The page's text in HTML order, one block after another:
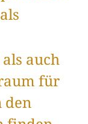
auch
für
den